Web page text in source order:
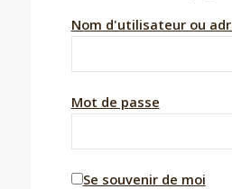
Nom d'utilisateur ou
Mot de passe
Se souvenir de moi